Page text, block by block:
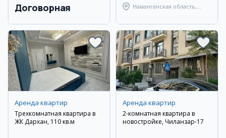
Договорная
Наманганская область,
Аренда квартир
Трехкомнатная квартира в
ЖК Дархан, 110 кв.м
Аренда квартир
2-комнатная квартира в
новостройке, Чиланзар-17